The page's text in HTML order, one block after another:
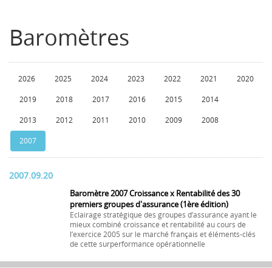
Baromètres
2026 2025 2024 2023 2022 2021 2020
2019 2018 2017 2016 2015 2014
2013 2012 2011 2010 2009 2008
2007
2007.09.20
Baromètre 2007 Croissance x Rentabilité des 30
premiers groupes d'assurance (1ère édition)
Eclairage stratégique des groupes d’assurance ayant le
mieux combiné croissance et rentabilité au cours de
l’exercice 2005 sur le marché français et éléments-clés
de cette surperformance opérationnelle